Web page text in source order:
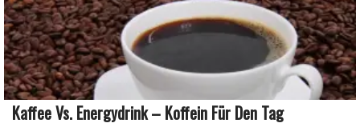
Kaffee Vs. Energydrink – Koffein Für Den Tag